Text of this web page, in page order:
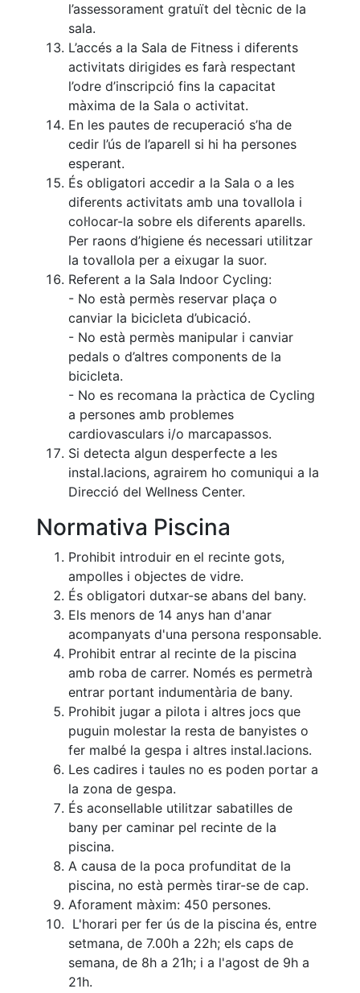
Servei de
fisiosalut
Entrenaments
personals
Activitats
dirigides
Piscina
Normativa
Restaurants
Restaurant
L'Snack
Casa Arilla
Chill Out
Piscina
Patrocini
Patrocinadors
Avantatges
socials
Revista
Vols ser
Patrocinador
del Club?
Notícies
Inscripcions
Godó
l’assessorament gratuït del tècnic de la
sala.
L’accés a la Sala de Fitness i diferents
activitats dirigides es farà respectant
l’odre d’inscripció fins la capacitat
màxima de la Sala o activitat.
En les pautes de recuperació s’ha de
cedir l’ús de l’aparell si hi ha persones
esperant.
És obligatori accedir a la Sala o a les
diferents activitats amb una tovallola i
col·locar-la sobre els diferents aparells.
Per raons d’higiene és necessari utilitzar
la tovallola per a eixugar la suor.
Referent a la Sala Indoor Cycling:
- No està permès reservar plaça o
canviar la bicicleta d’ubicació.
- No està permès manipular i canviar
pedals o d’altres components de la
bicicleta.
- No es recomana la pràctica de Cycling
a persones amb problemes
cardiovasculars i/o marcapassos.
Si detecta algun desperfecte a les
instal.lacions, agrairem ho comuniqui a la
Direcció del Wellness Center.
Normativa Piscina
Prohibit introduir en el recinte gots,
ampolles i objectes de vidre.
És obligatori dutxar-se abans del bany.
Els menors de 14 anys han d'anar
acompanyats d'una persona responsable.
Prohibit entrar al recinte de la piscina
amb roba de carrer. Només es permetrà
entrar portant indumentària de bany.
Prohibit jugar a pilota i altres jocs que
puguin molestar la resta de banyistes o
fer malbé la gespa i altres instal.lacions.
Les cadires i taules no es poden portar a
la zona de gespa.
És aconsellable utilitzar sabatilles de
bany per caminar pel recinte de la
piscina.
A causa de la poca profunditat de la
piscina, no està permès tirar-se de cap.
Aforament màxim: 450 persones.
L'horari per fer ús de la piscina és, entre
setmana, de 7.00h a 22h; els caps de
semana, de 8h a 21h; i a l'agost de 9h a
21h.